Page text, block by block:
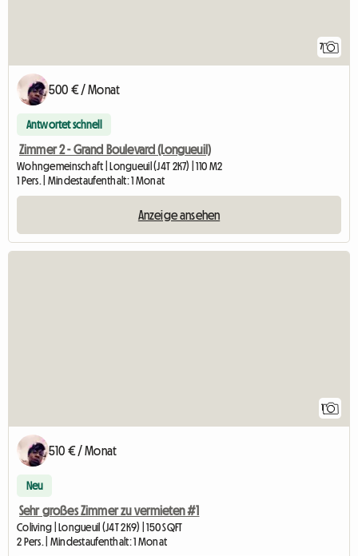
7
500 € / Monat
Antwortet schnell
Zimmer 2 - Grand Boulevard (Longueuil)
Wohngemeinschaft | Longueuil (J4T 2K7) | 110 M2
1 Pers. | Mindestaufenthalt: 1 Monat
Anzeige ansehen
1
510 € / Monat
Neu
Sehr großes Zimmer zu vermieten #1
Coliving | Longueuil (J4T 2K9) | 150 SQFT
2 Pers. | Mindestaufenthalt: 1 Monat